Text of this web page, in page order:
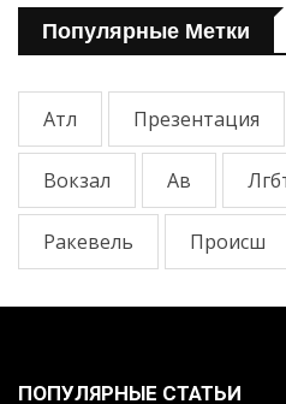
Популярные Метки
Атл Презентация
Вокзал Ав
Ракевель Происш
ПОПУЛЯРНЫЕ СТАТЬИ